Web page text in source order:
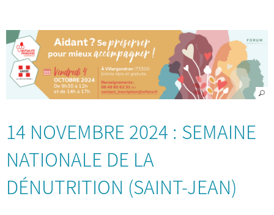
14 NOVEMBRE 2024 : SEMAINE
NATIONALE DE LA
DÉNUTRITION (SAINT-JEAN)